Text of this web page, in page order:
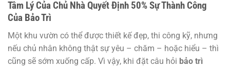
Tâm Lý Của Chủ Nhà Quyết Định 50% Sự Thành Công
Của Bảo Trì
Một khu vườn có thể được thiết kế đẹp, thi công kỹ, nhưng
nếu chủ nhân không thật sự yêu – chăm – hoặc hiểu – thì
cũng sẽ sớm xuống cấp. Vì vậy, khi đặt câu hỏi bảo trì